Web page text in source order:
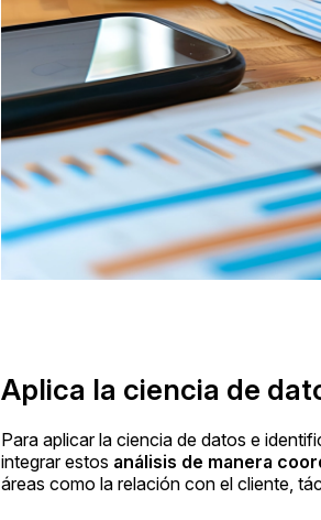
Aplica la ciencia de
Para aplicar la ciencia de datos e
integrar estos análisis de manera
áreas como la relación con el cliente,